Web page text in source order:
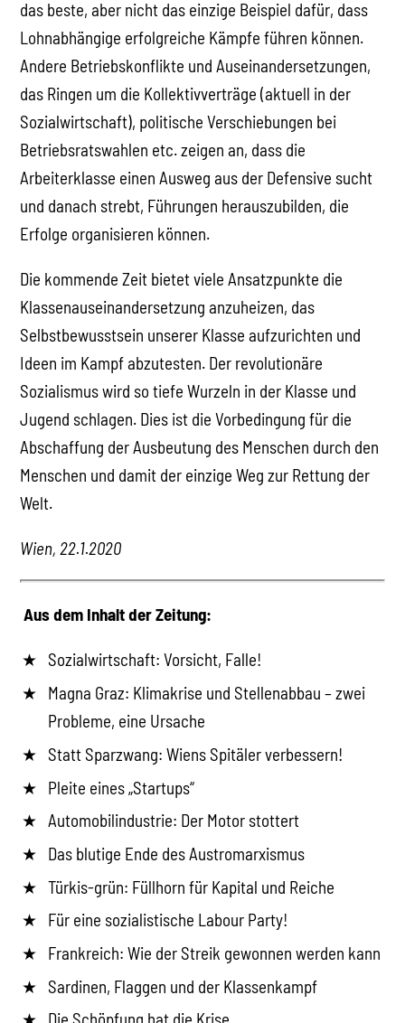
das beste, aber nicht das einzige Beispiel dafür, dass
Lohnabhängige erfolgreiche Kämpfe führen können.
Andere Betriebskonflikte und Auseinandersetzungen,
das Ringen um die Kollektivverträge (aktuell in der
Sozialwirtschaft), politische Verschiebungen bei
Betriebsratswahlen etc. zeigen an, dass die
Arbeiterklasse einen Ausweg aus der Defensive sucht
und danach strebt, Führungen herauszubilden, die
Erfolge organisieren können.
Die kommende Zeit bietet viele Ansatzpunkte die
Klassenauseinandersetzung anzuheizen, das
Selbstbewusstsein unserer Klasse aufzurichten und
Ideen im Kampf abzutesten. Der revolutionäre
Sozialismus wird so tiefe Wurzeln in der Klasse und
Jugend schlagen. Dies ist die Vorbedingung für die
Abschaffung der Ausbeutung des Menschen durch den
Menschen und damit der einzige Weg zur Rettung der
Welt.
Wien, 22.1.2020
Aus dem Inhalt der Zeitung:
Sozialwirtschaft: Vorsicht, Falle!
Magna Graz: Klimakrise und Stellenabbau – zwei
Probleme, eine Ursache
Statt Sparzwang: Wiens Spitäler verbessern!
Pleite eines „Startups“
Automobilindustrie: Der Motor stottert
Das blutige Ende des Austromarxismus
Türkis-grün: Füllhorn für Kapital und Reiche
Für eine sozialistische Labour Party!
Frankreich: Wie der Streik gewonnen werden kann
Sardinen, Flaggen und der Klassenkampf